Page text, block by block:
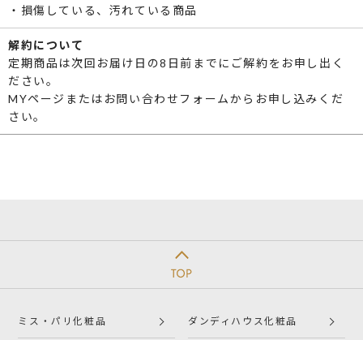
・損傷している、汚れている商品
解約について
定期商品は次回お届け日の8日前までにご解約をお申し出く
ださい。
MYページまたはお問い合わせフォームからお申し込みくだ
さい。
ミス・パリ化粧品 ダンディハウス化粧品